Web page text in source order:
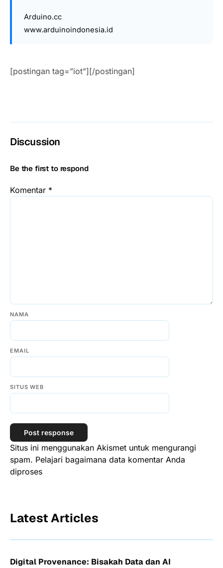
Arduino.cc
www.arduinoindonesia.id
[postingan tag=”iot”][/postingan]
Discussion
Be the first to respond
Komentar *
NAMA
EMAIL
SITUS WEB
Situs ini menggunakan Akismet untuk mengurangi
spam. Pelajari bagaimana data komentar Anda
diproses
Latest Articles
Digital Provenance: Bisakah Data dan AI